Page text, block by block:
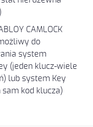
CAMLOCK
do
system
(jeden klucz-wiele
lub system Key
sam kod klucza)